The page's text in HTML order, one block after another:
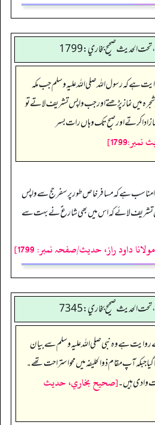
تحت الحديث صحيح بخاري: 1799
ہے کہ رسول اللہ صلی اللہ علیہ وسلم جب مکہ
میں نماز پڑھتے اور جب واپس تشریف لاتے تو
ادا کرتے اور صبح تک وہاں رات بسر
مناسب ہے کہ مسافر خاص طور پر سفر حج سے واپس
تشریف لائے کہ اس میں بھی شارع ؑ نے بہت سے
داود راز، حدیث/صفحہ نمبر: 1799]
تحت الحديث صحيح بخاري: 7345
سے روایت ہے وہ نبی صلی اللہ علیہ وسلم سے بیان
جبکہ آپ مقام ذوالحلیفہ میں محو استراحت تھے۔
وادی ہیں۔[صحيح بخاري، حديث